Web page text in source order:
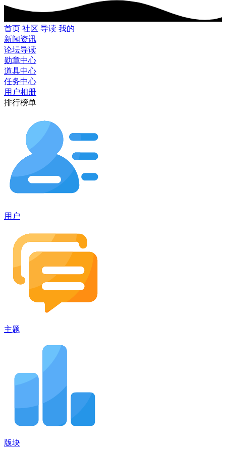
首页 社区 导读 我的
新闻资讯
论坛导读
勋章中心
道具中心
任务中心
用户相册
排行榜单
用户
主题
版块